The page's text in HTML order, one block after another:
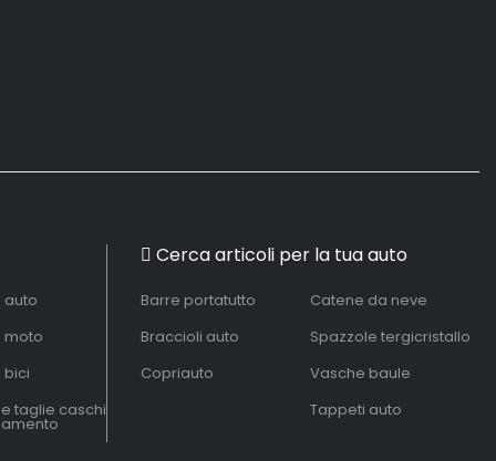
auto
moto
bici
taglie caschi
Cerca articoli per la tua auto
Barre portatutto
Braccioli auto
Copriauto
Catene da neve
Spazzole tergicristallo
Vasche baule
Tappeti auto